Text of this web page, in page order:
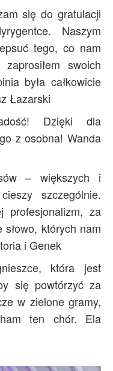
się do gratulacji
Naszym
tego, co nam
swoich
była całkowicie
Łazarski
Dzięki dla
z osobna! Wanda
– większych i
szczególnie.
profesjonalizm, za
których nam
i Genek
która jest
się powtórzyć za
w zielone gramy,
ten chór. Ela